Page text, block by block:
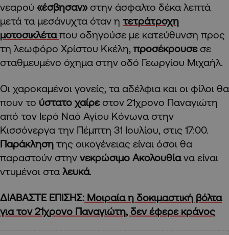
νεαρού «έσβησαν» στην άσφαλτο δέκα λεπτά
μετά τα μεσάνυχτα όταν η τετράτροχη
μοτοσικλέταπου οδηγούσε με κατεύθυνση προς
τη λεωφόρο Χρίστου Κκέλη, προσέκρουσεσε
σταθμευμένο όχημα στην οδό Γεωργίου Μιχαήλ.
Οι χαροκαμένοι γονείς, τα αδέλφια και οι φίλοι θα
πουν το ύστατο χαίρεστον 21χρονο Παναγιώτη
από τον Ιερό Ναό Αγίου Κόνωνα στην
Κισσόνεργα την Πέμπτη 31 Ιουλίου, στις 17:00.
Παράκληση της οικογένειας είναι όσοι θα
παραστούν στην νεκρώσιμο Ακολουθίανα είναι
ντυμένοι στα λευκά.
ΔΙΑΒΑΣΤΕ ΕΠΙΣΗΣ: Μοιραία η δοκιμαστική βόλτα
για τον 21χρονο Παναγιώτη, δεν έφερε κράνος